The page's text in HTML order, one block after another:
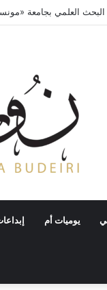
العلمي بجامعة
يوميات أم